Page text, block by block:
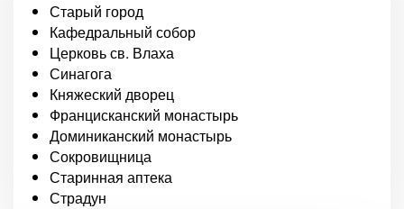
Старый город
Кафедральный собор
Церковь св. Влаха
Синагога
Княжеский дворец
Францисканский монастырь
Доминиканский монастырь
Сокровищница
Старинная аптека
Страдун